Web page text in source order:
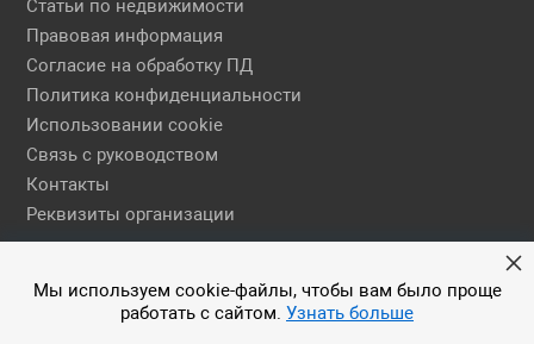
Статьи по недвижимости
Правовая информация
Согласие на обработку ПД
Политика конфиденциальности
Использовании cookie
Связь с руководством
Контакты
Реквизиты организации
Правовая информация
© 2026 АН ЕГСН
Мы используем cookie-файлы, чтобы вам было проще
работать с сайтом. Узнать больше